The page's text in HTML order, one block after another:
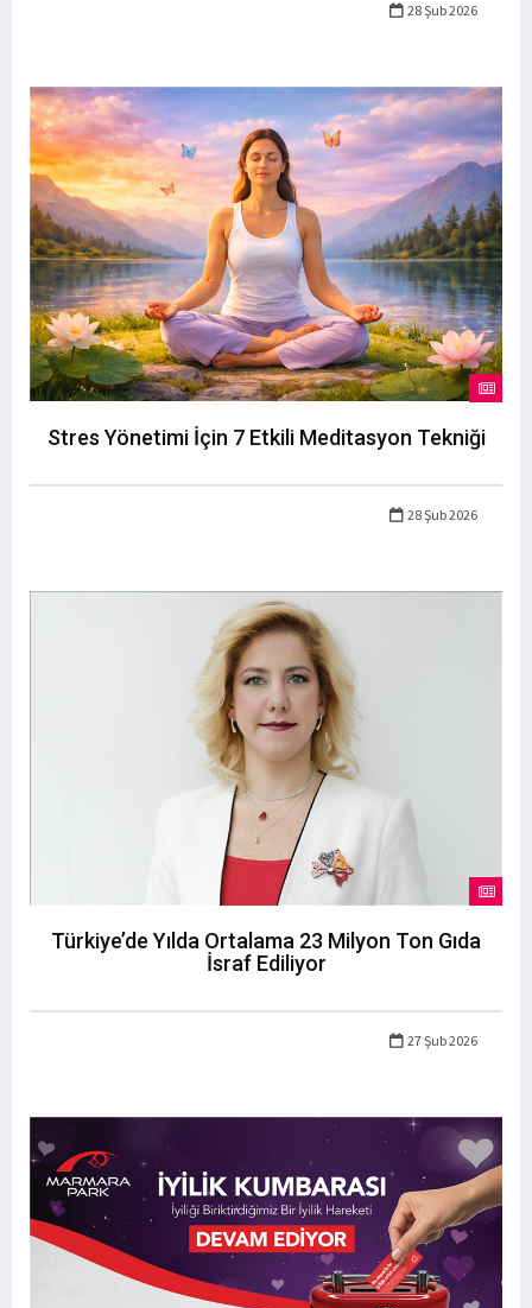
28 Şub 2026
Stres Yönetimi İçin 7 Etkili Meditasyon Tekniği
28 Şub 2026
Türkiye’de Yılda Ortalama 23 Milyon Ton Gıda
İsraf Ediliyor
27 Şub 2026